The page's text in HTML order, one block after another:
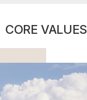
CORE VALUES